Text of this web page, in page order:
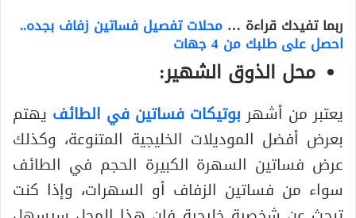
ربما تفيدك قراءة … محلات تفصيل فساتين زفاف بجده..
احصل على طلبك من 4 جهات
محل الذوق الشهير:
يعتبر من أشهربوتيكات فساتين في الطائف يهتم
بعرض أفضل الموديلات الخليجية المتنوعة، وكذلك
عرض فساتين السهرة الكبيرة الحجم في الطائف
سواء من فساتين الزفاف أو السهرات، وإذا كنت